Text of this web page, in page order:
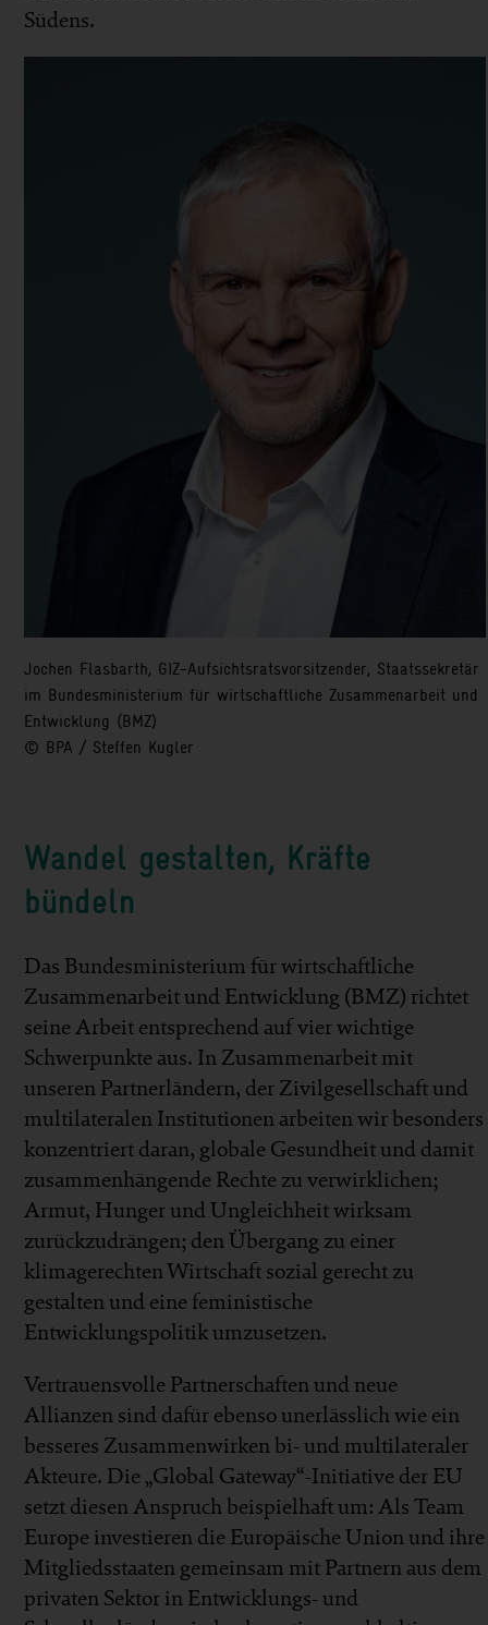
Südens.
Jochen Flasbarth, GIZ-Aufsichtsratsvorsitzender, Staatssekretär
im Bundesministerium für wirtschaftliche Zusammenarbeit und
Entwicklung (BMZ)
© BPA / Steffen Kugler
Wandel gestalten, Kräfte
bündeln
Das Bundesministerium für wirtschaftliche
Zusammenarbeit und Entwicklung (BMZ) richtet
seine Arbeit entsprechend auf vier wichtige
Schwerpunkte aus. In Zusammenarbeit mit
unseren Partnerländern, der Zivilgesellschaft und
multilateralen Institutionen arbeiten wir besonders
konzentriert daran, globale Gesundheit und damit
zusammenhängende Rechte zu verwirklichen;
Armut, Hunger und Ungleichheit wirksam
zurückzudrängen; den Übergang zu einer
klimagerechten Wirtschaft sozial gerecht zu
gestalten und eine feministische
Entwicklungspolitik umzusetzen.
Vertrauensvolle Partnerschaften und neue
Allianzen sind dafür ebenso unerlässlich wie ein
besseres Zusammenwirken bi- und multilateraler
Akteure. Die „Global Gateway“-Initiative der EU
setzt diesen Anspruch beispielhaft um: Als Team
Europe investieren die Europäische Union und ihre
Mitgliedsstaaten gemeinsam mit Partnern aus dem
privaten Sektor in Entwicklungs- und